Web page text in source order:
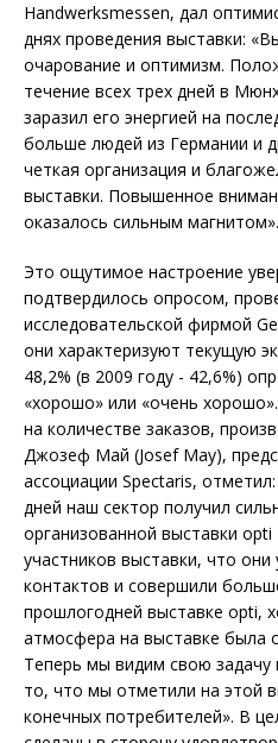
Handwerksmessen, дал
днях проведения выставки:
очарование и оптимизм.
течение всех трех дней в
заразил его энергией на
больше людей из Германии и
четкая организация и
выставки. Повышенное
оказалось сильным магнитом».
Это ощутимое настроение
подтвердилось опросом,
исследовательской фирмой
они характеризуют текущую
48,2% (в 2009 году - 42,6%)
«хорошо» или «очень
на количестве заказов,
Джозеф Май (Josef May),
ассоциации Spectaris,
дней наш сектор получил
организованной выставки
участников выставки, что
контактов и совершили
прошлогодней выставке opti,
атмосфера на выставке была
Теперь мы видим свою
то, что мы отметили на этой
конечных потребителей». В